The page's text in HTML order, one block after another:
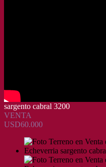
sargento cabral 3200
VENTA
USD60.000